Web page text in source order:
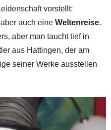
vorstellt:
auch eine Weltenreise.
aber man taucht tief in
aus Hattingen, der am
seiner Werke ausstellen